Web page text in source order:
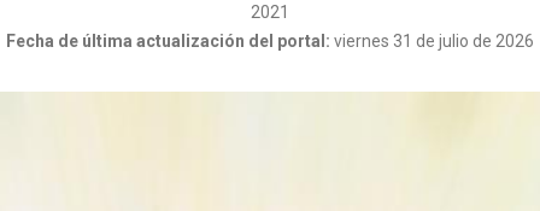
2021
Fecha de última actualización del portal: viernes 31 de julio de 2026